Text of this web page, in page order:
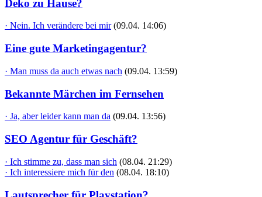
Deko zu Hause?
· Nein. Ich verändere bei mir (09.04. 14:06)
Eine gute Marketingagentur?
· Man muss da auch etwas nach (09.04. 13:59)
Bekannte Märchen im Fernsehen
· Ja, aber leider kann man da (09.04. 13:56)
SEO Agentur für Geschäft?
· Ich stimme zu, dass man sich (08.04. 21:29)
· Ich interessiere mich für den (08.04. 18:10)